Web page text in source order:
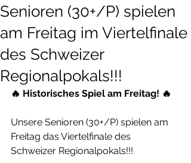
Senioren (30+/P) spielen
am Freitag im Viertelfinale
des Schweizer
Regionalpokals!!!
🔥 Historisches Spiel am Freitag! 🔥
Unsere Senioren (30+/P) spielen am
Freitag das Viertelfinale des
Schweizer Regionalpokals!!!